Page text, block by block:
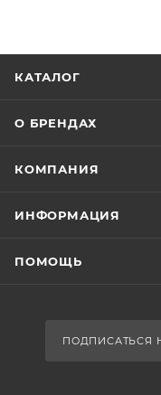
КАТАЛОГ
О БРЕНДАХ
КОМПАНИЯ
ИНФОРМАЦИЯ
ПОМОЩЬ
ПОДПИСАТЬСЯ